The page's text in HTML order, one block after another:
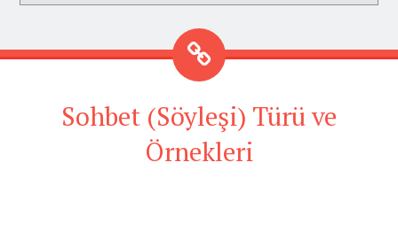
Sohbet (Söyleşi) Türü ve
Örnekleri